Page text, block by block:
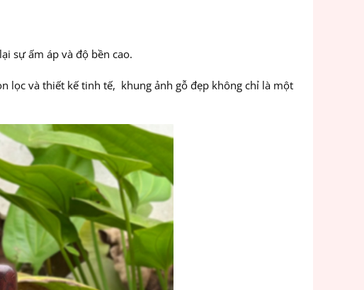
sự ấm áp và độ bền cao.
lọc và thiết kế tinh tế, khung ảnh gỗ đẹp không chỉ là một